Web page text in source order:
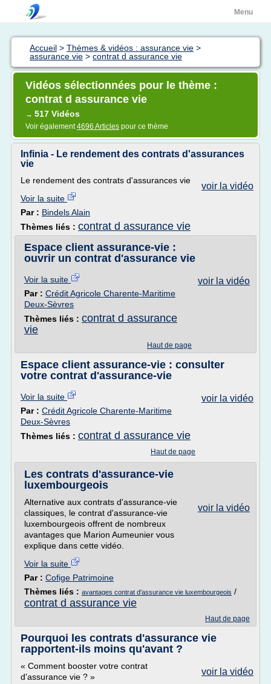
Menu
Accueil > Thèmes & vidéos : assurance vie >
assurance vie > contrat d assurance vie
Vidéos sélectionnées pour le thème :
contrat d assurance vie
→ 517 Vidéos
Voir également4696 Articles pour ce thème
Infinia - Le rendement des contrats d'assurances
vie
voir la vidéo
Le rendement des contrats d'assurances vie
Voir la suite
Par : Bindels Alain
Thèmes liés : contrat d assurance vie
Espace client assurance-vie :
ouvrir un contrat d'assurance vie
voir la vidéo
Voir la suite
Par : Crédit Agricole Charente-Maritime
Deux-Sèvres
Thèmes liés : contrat d assurance
vie
Haut de page
Espace client assurance-vie : consulter
votre contrat d'assurance-vie
voir la vidéo
Voir la suite
Par : Crédit Agricole Charente-Maritime
Deux-Sèvres
Thèmes liés : contrat d assurance vie
Haut de page
Les contrats d'assurance-vie
luxembourgeois
voir la vidéo
Alternative aux contrats d'assurance-vie
classiques, le contrat d'assurance-vie
luxembourgeois offrent de nombreux
avantages que Marion Aumeunier vous
explique dans cette vidéo.
Voir la suite
Par : Cofige Patrimoine
Thèmes liés : avantages contrat d'assurance vie luxembourgeois /
contrat d assurance vie
Haut de page
Pourquoi les contrats d'assurance vie
rapportent-ils moins qu'avant ?
voir la vidéo
« Comment booster votre contrat
d'assurance vie ? »